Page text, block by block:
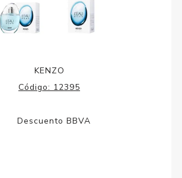
KENZO
Código: 12395